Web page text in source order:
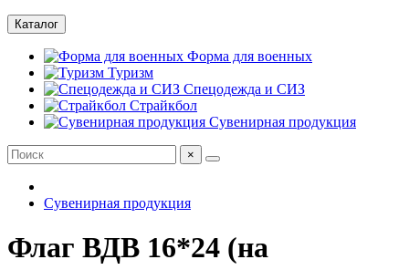
Каталог
Форма для военных
Туризм
Спецодежда и СИЗ
Страйкбол
Сувенирная продукция
×
Сувенирная продукция
Флаг ВДВ 16*24 (на